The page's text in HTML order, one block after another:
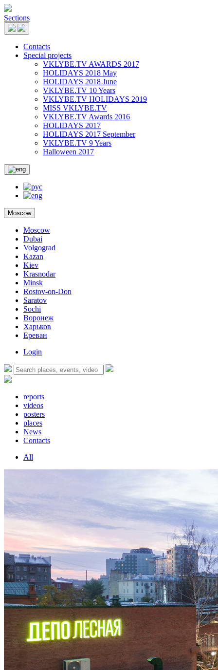
Sections
Contacts
Special projects
VKLYBE.TV AWARDS 2017
HOLIDAYS 2018 May
HOLIDAYS 2018 June
VKLYBE.TV 10 Years
VKLYBE.TV HOLIDAYS 2019
MISS VKLYBE.TV
VKLYBE.TV Awards 2016
HOLIDAYS 2017
HOLIDAYS 2017 September
VKLYBE.TV 9 Years
Halloween 2017
Moscow
Moscow
Dubai
Volgograd
Kazan
Kiev
Krasnodar
Minsk
Rostov-on-Don
Saratov
Sochi
Воронеж
Харьков
Ереван
Login
reports
videos
posters
places
News
Contacts
All